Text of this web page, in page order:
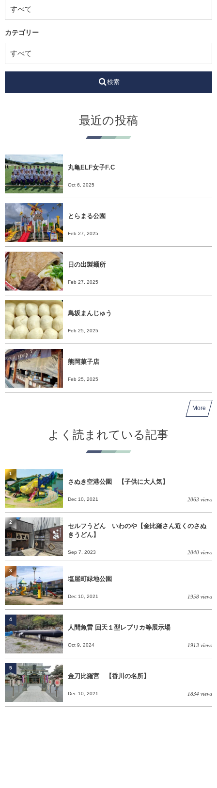
カテゴリー
検索
最近の投稿
丸亀ELF女子F.C
Oct 6, 2025
とらまる公園
Feb 27, 2025
日の出製麺所
Feb 27, 2025
鳥坂まんじゅう
Feb 25, 2025
熊岡菓子店
Feb 25, 2025
More
よく読まれている記事
さぬき空港公園 【子供に大人気】
Dec 10, 2021 2063 views
1
セルフうどん いわのや【金比羅さん近くのさぬ
きうどん】
Sep 7, 2023 2040 views
2
塩屋町緑地公園
Dec 10, 2021 1958 views
3
人間魚雷 回天１型レプリカ等展示場
Oct 9, 2024 1913 views
4
金刀比羅宮 【香川の名所】
Dec 10, 2021 1834 views
5